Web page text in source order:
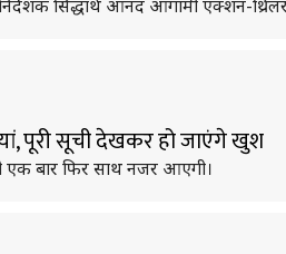
सिद्धार्थ आनंद आगामी एक्शन-
पूरी सूची देखकर हो जाएंगे खुश
एक बार फिर साथ नजर आएगी।